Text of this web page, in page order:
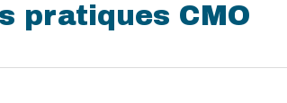
pratiques CMO